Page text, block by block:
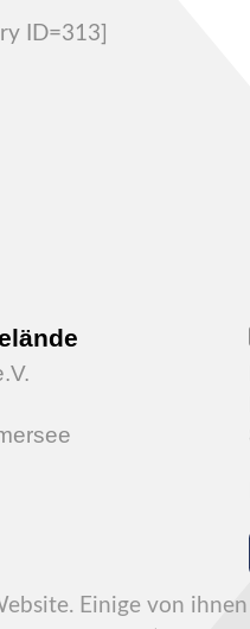
ID=313]
Einige von